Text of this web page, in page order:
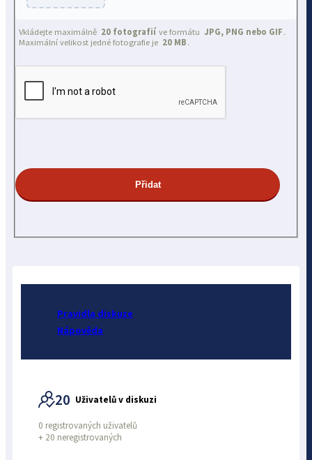
Vkládejte maximálně 20 fotografií ve formátu JPG, PNG nebo GIF .
Maximální velikost jedné fotografie je 20 MB .
Pravidla diskuze
Nápověda
20 Uživatelů v diskuzi
0 registrovaných uživatelů
+ 20 neregistrovaných